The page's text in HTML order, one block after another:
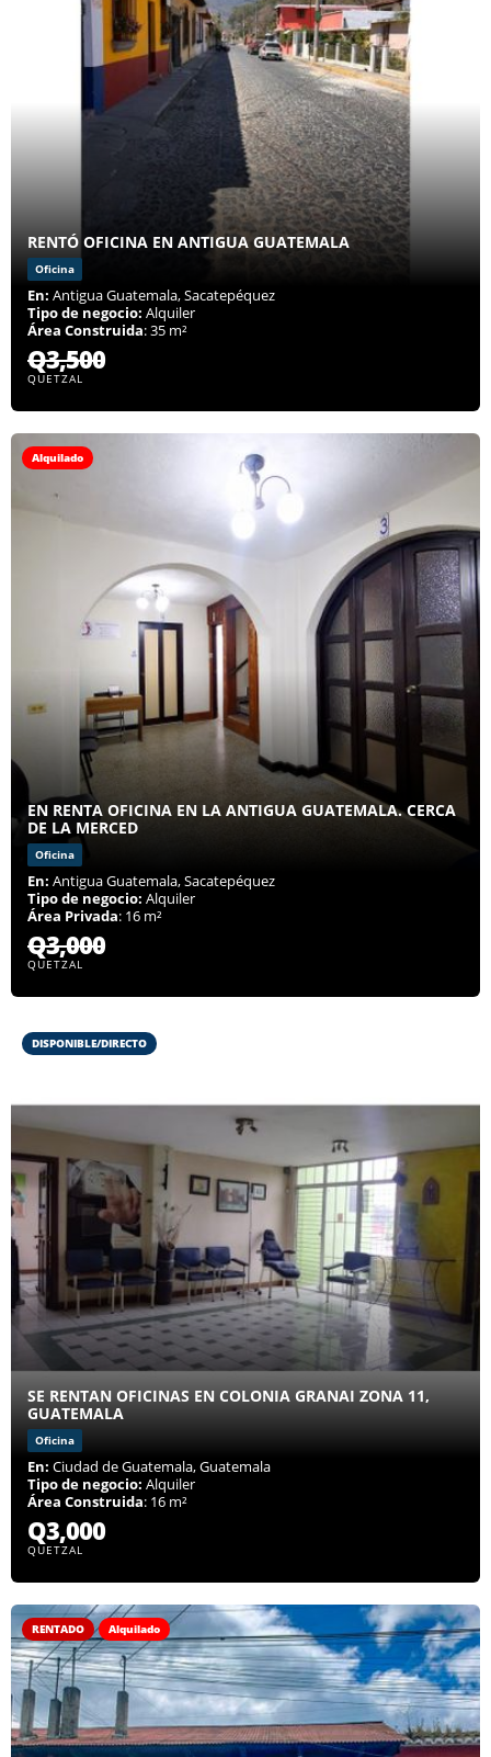
RENTÓ OFICINA EN ANTIGUA GUATEMALA
Oficina
En: Antigua Guatemala, Sacatepéquez
Tipo de negocio: Alquiler
Área Construida: 35 m²
Q3,500
QUETZAL
Alquilado
EN RENTA OFICINA EN LA ANTIGUA GUATEMALA. CERCA
DE LA MERCED
Oficina
En: Antigua Guatemala, Sacatepéquez
Tipo de negocio: Alquiler
Área Privada: 16 m²
Q3,000
QUETZAL
DISPONIBLE/DIRECTO
SE RENTAN OFICINAS EN COLONIA GRANAI ZONA 11,
GUATEMALA
Oficina
En: Ciudad de Guatemala, Guatemala
Tipo de negocio: Alquiler
Área Construida: 16 m²
Q3,000
QUETZAL
RENTADO Alquilado